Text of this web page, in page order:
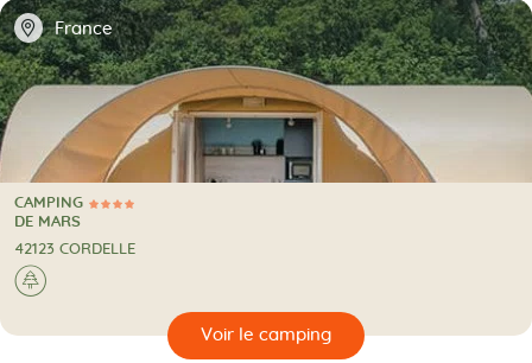
📍 France
4 Étoiles
CAMPING
CAMPING
DE MARS
42123 CORDELLE
A la campagne
🌲
🔍